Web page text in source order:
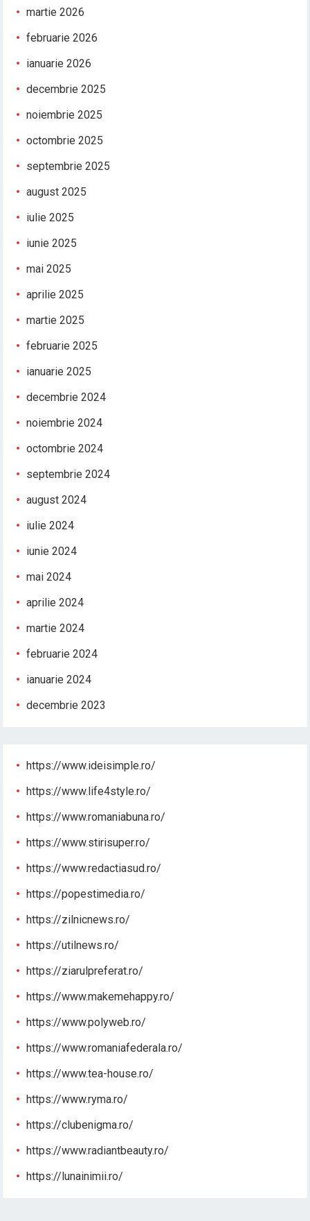
martie 2026
februarie 2026
ianuarie 2026
decembrie 2025
noiembrie 2025
octombrie 2025
septembrie 2025
august 2025
iulie 2025
iunie 2025
mai 2025
aprilie 2025
martie 2025
februarie 2025
ianuarie 2025
decembrie 2024
noiembrie 2024
octombrie 2024
septembrie 2024
august 2024
iulie 2024
iunie 2024
mai 2024
aprilie 2024
martie 2024
februarie 2024
ianuarie 2024
decembrie 2023
https://www.ideisimple.ro/
https://www.life4style.ro/
https://www.romaniabuna.ro/
https://www.stirisuper.ro/
https://www.redactiasud.ro/
https://popestimedia.ro/
https://zilnicnews.ro/
https://utilnews.ro/
https://ziarulpreferat.ro/
https://www.makemehappy.ro/
https://www.polyweb.ro/
https://www.romaniafederala.ro/
https://www.tea-house.ro/
https://www.ryma.ro/
https://clubenigma.ro/
https://www.radiantbeauty.ro/
https://lunainimii.ro/